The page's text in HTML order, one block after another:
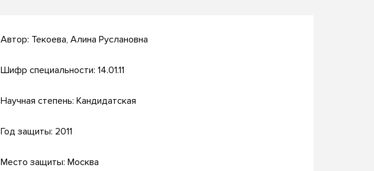
Автор: Текоева, Алина Руслановна
Шифр специальности: 14.01.11
Научная степень: Кандидатская
Год защиты: 2011
Место защиты: Москва